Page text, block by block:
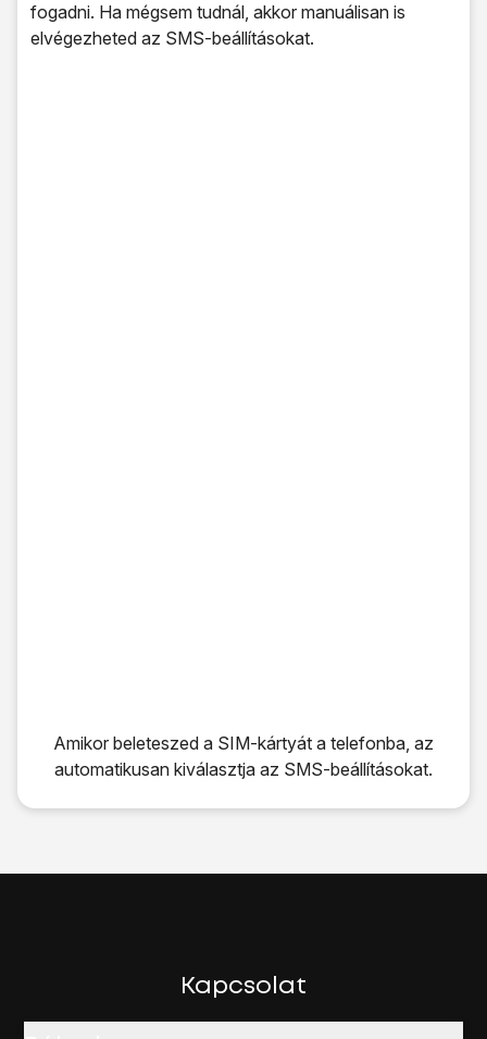
fogadni. Ha mégsem tudnál, akkor manuálisan is
elvégezheted az SMS-beállításokat.
Amikor beleteszed a SIM-kártyát a telefonba, az
automatikusan kiválasztja az SMS-beállításokat.
Amikor beleteszed a SIM-kártyát a telefonba, az
Kapcsolat